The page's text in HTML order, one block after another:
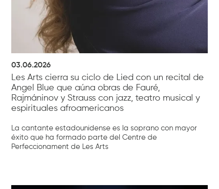
03.06.2026
Les Arts cierra su ciclo de Lied con un recital de
Angel Blue que aúna obras de Fauré,
Rajmáninov y Strauss con jazz, teatro musical y
espirituales afroamericanos
La cantante estadounidense es la soprano con mayor
éxito que ha formado parte del Centre de
Perfeccionament de Les Arts